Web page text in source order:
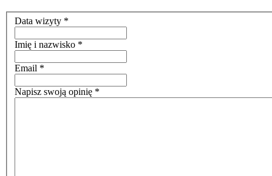
Data wizyty *
Imię i nazwisko *
Email *
Napisz swoją opinię *